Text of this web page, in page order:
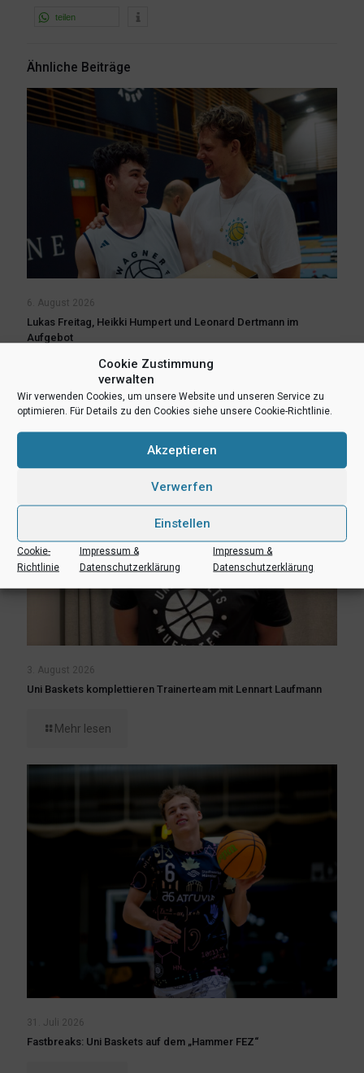
Cookie Zustimmung
verwalten
Wir verwenden Cookies, um unsere Website und unseren Service zu
optimieren. Für Details zu den Cookies siehe unsere Cookie-Richtlinie.
Akzeptieren
Verwerfen
Einstellen
Cookie-
Richtlinie
Impressum &
Datenschutzerklärung
Impressum &
Datenschutzerklärung
teilen
Ähnliche Beiträge
6. August 2026
Lukas Freitag, Heikki Humpert und Leonard Dertmann im
Aufgebot
Mehr lesen
3. August 2026
Uni Baskets komplettieren Trainerteam mit Lennart Laufmann
Mehr lesen
31. Juli 2026
Fastbreaks: Uni Baskets auf dem „Hammer FEZ“